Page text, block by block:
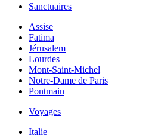
Sanctuaires
Assise
Fatima
Jérusalem
Lourdes
Mont-Saint-Michel
Notre-Dame de Paris
Pontmain
Voyages
Italie